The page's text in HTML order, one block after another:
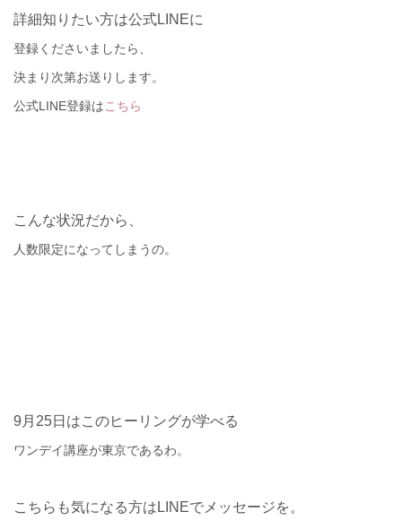
詳細知りたい方は公式LINEに
登録くださいましたら、
決まり次第お送りします。
公式LINE登録はこちら
こんな状況だから、
人数限定になってしまうの。
9 月 25日はこのヒーリングが学べる
ワンデイ講座が東京であるわ。
こちらも気になる方はLINEでメッセージを。